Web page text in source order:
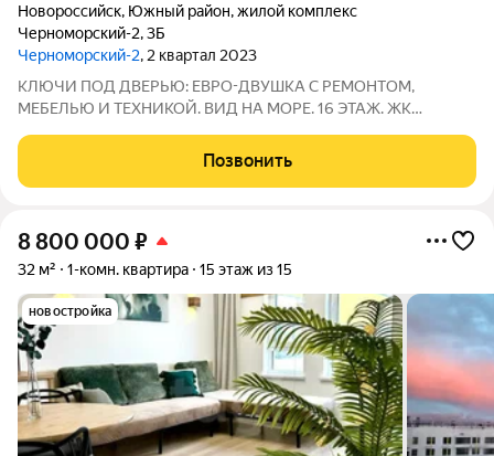
Новороссийск, Южный район,жилой комплекс
Черноморский-2,3Б
Черноморский-2, 2 квартал 2023
КЛЮЧИ ПОД ДВЕРЬЮ: ЕВРО-ДВУШКА С РЕМОНТОМ,
МЕБЕЛЬЮ И ТЕХНИКОЙ. ВИД НА МОРЕ. 16 ЭТАЖ. ЖК
BАШ ИДEAЛЬНЫЙ ВЫБОP? Проcторнaя кухня-гоcтинaя для
Позвонить
8 800 000 ₽
32 м² 1-комн. квартира 15 этаж из 15
новостройка